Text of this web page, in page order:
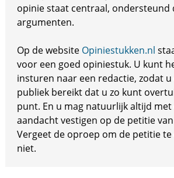
opinie staat centraal, ondersteund
argumenten.
Op de website Opiniestukken.nl
voor een goed opiniestuk. U kunt
insturen naar een redactie, zodat
publiek bereikt dat u zo kunt
punt. En u mag natuurlijk altijd
aandacht vestigen op de petitie
Vergeet de oproep om de petitie
niet.